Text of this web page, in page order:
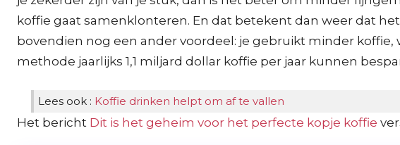
koffie gaat samenklonteren. En dat betekent dan weer dat
bovendien nog een ander voordeel: je gebruikt minder koffie,
methode jaarlijks 1,1 miljard dollar koffie per jaar kunnen
Lees ook : Koffie drinken helpt om af te vallen
Het bericht Dit is het geheim voor het perfecte kopje koffie